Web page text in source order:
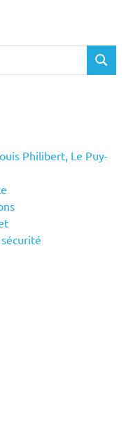
SEARCH
Philibert, Le Puy-